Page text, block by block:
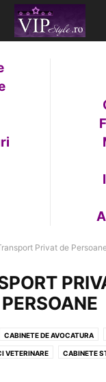
Privat de
PERSOANE
CABINETE DE AVOCATURA
VETERINARE CABINETE